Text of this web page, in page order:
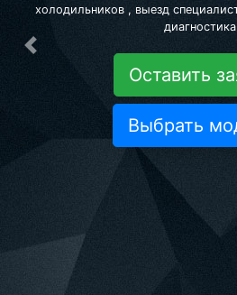
холодильников , выезд
Оставить
Выбрать
Предыдущая